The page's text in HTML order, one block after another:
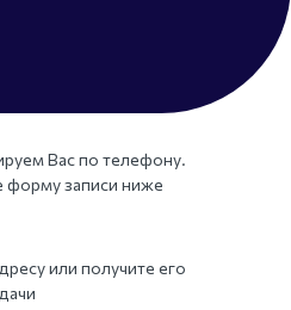
Вас по телефону.
форму записи ниже
или получите его